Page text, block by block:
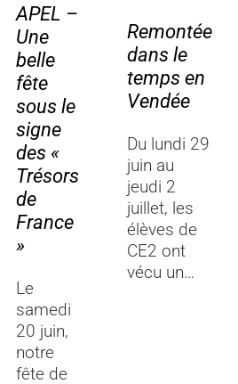
APEL –
Une
belle
fête
sous le
signe
des «
Trésors
de
France
»
Le
samedi
20 juin,
notre
fête de
Remontée
dans le
temps en
Vendée
Du lundi 29
juin au
jeudi 2
juillet, les
élèves de
CE2 ont
vécu un…